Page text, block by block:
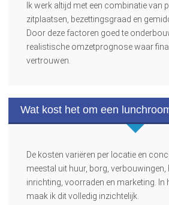
Ik werk altijd met een combinatie van
zitplaatsen, bezettingsgraad en
Door deze factoren goed te
realistische omzetprognose waar
vertrouwen.
Wat kost het om een
De kosten variëren per locatie en
meestal uit huur, borg, verbouwingen,
inrichting, voorraden en marketing. In
maak ik dit volledig inzichtelijk.